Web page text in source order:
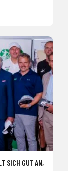
SICH GUT AN,